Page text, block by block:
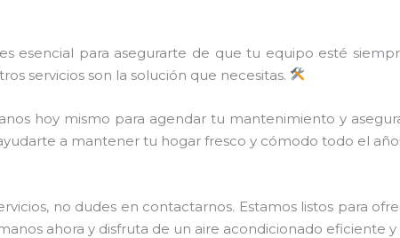
es esencial para asegurarte de que tu equipo esté
servicios son la solución que necesitas.
hoy mismo para agendar tu mantenimiento y
a mantener tu hogar fresco y cómodo todo el año!
no dudes en contactarnos. Estamos listos para
ahora y disfruta de un aire acondicionado eficiente